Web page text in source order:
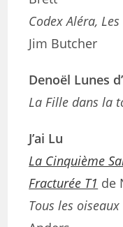
Codex Aléra,
Jim Butcher
Denoël Lunes
La Fille dans la
J’ai Lu
La Cinquième
Fracturée T1 de
Tous les